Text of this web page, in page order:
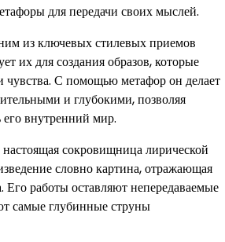
для передачи своих мыслей.
из ключевых стилевых приемов
их для создания образов, которые
С помощью метафор он делает
и глубокими, позволяя
внутренний мир.
сокровищница лирической
словно картина, отражающая
Его работы оставляют непередаваемые
самые глубинные струны